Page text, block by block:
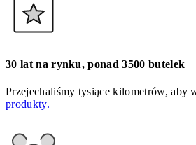
30 lat na rynku, ponad 3500 butelek
Przejechaliśmy tysiące kilometrów, aby
produkty.